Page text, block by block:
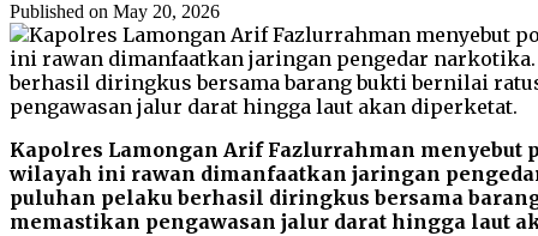
Published on May 20, 2026
Kapolres Lamongan Arif Fazlurrahman menyebut
wilayah ini rawan dimanfaatkan jaringan
puluhan pelaku berhasil diringkus bersama
memastikan pengawasan jalur darat hingga laut